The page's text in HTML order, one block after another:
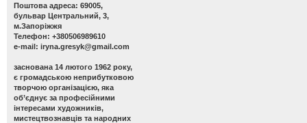
Поштова адреса: 69005,
бульвар Центральний, 3,
м.Запоріжжя
Телефон: +380506989610
e-mail: iryna.gresyk@gmail.com
заснована 14 лютого 1962 року,
є громадською неприбутковою
творчою організацією, яка
об’єднує за професійними
інтересами художників,
мистецтвознавців та народних